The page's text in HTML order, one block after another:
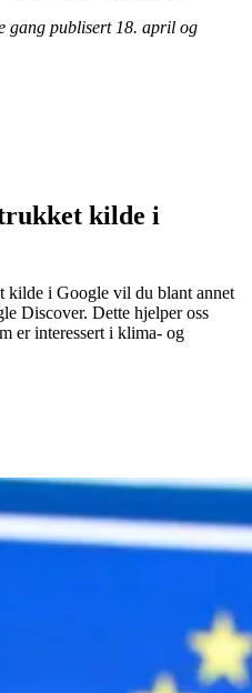
gang publisert 18. april og
kilde i
kilde i Google vil du blant annet
Discover. Dette hjelper oss
er interessert i klima- og